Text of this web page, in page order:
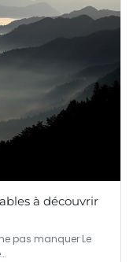
à découvrir
pas manquer Le